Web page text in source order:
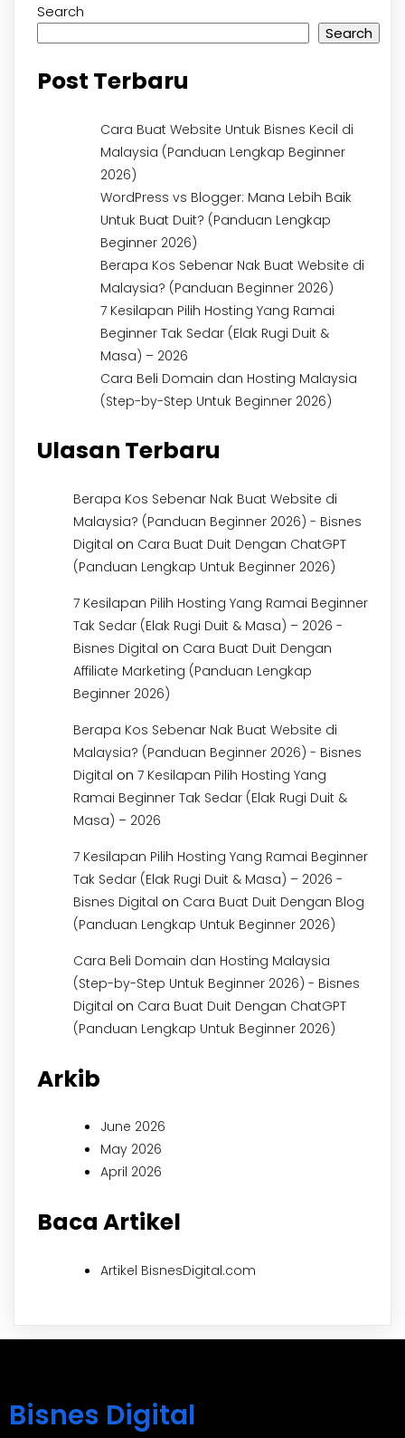
Search
Search
Post Terbaru
Cara Buat Website Untuk Bisnes Kecil di
Malaysia (Panduan Lengkap Beginner
2026)
WordPress vs Blogger: Mana Lebih Baik
Untuk Buat Duit? (Panduan Lengkap
Beginner 2026)
Berapa Kos Sebenar Nak Buat Website di
Malaysia? (Panduan Beginner 2026)
7 Kesilapan Pilih Hosting Yang Ramai
Beginner Tak Sedar (Elak Rugi Duit &
Masa) – 2026
Cara Beli Domain dan Hosting Malaysia
(Step-by-Step Untuk Beginner 2026)
Ulasan Terbaru
Berapa Kos Sebenar Nak Buat Website di
Malaysia? (Panduan Beginner 2026) - Bisnes
Digital on Cara Buat Duit Dengan ChatGPT
(Panduan Lengkap Untuk Beginner 2026)
7 Kesilapan Pilih Hosting Yang Ramai Beginner
Tak Sedar (Elak Rugi Duit & Masa) – 2026 -
Bisnes Digital on Cara Buat Duit Dengan
Affiliate Marketing (Panduan Lengkap
Beginner 2026)
Berapa Kos Sebenar Nak Buat Website di
Malaysia? (Panduan Beginner 2026) - Bisnes
Digital on 7 Kesilapan Pilih Hosting Yang
Ramai Beginner Tak Sedar (Elak Rugi Duit &
Masa) – 2026
7 Kesilapan Pilih Hosting Yang Ramai Beginner
Tak Sedar (Elak Rugi Duit & Masa) – 2026 -
Bisnes Digital on Cara Buat Duit Dengan Blog
(Panduan Lengkap Untuk Beginner 2026)
Cara Beli Domain dan Hosting Malaysia
(Step-by-Step Untuk Beginner 2026) - Bisnes
Digital on Cara Buat Duit Dengan ChatGPT
(Panduan Lengkap Untuk Beginner 2026)
Arkib
June 2026
May 2026
April 2026
Baca Artikel
Artikel BisnesDigital.com
Bisnes Digital